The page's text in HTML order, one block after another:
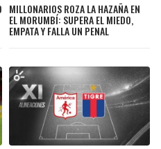
MILLONARIOS ROZA LA HAZAÑA EN
EL MORUMBÍ: SUPERA EL MIEDO,
EMPATA Y FALLA UN PENAL